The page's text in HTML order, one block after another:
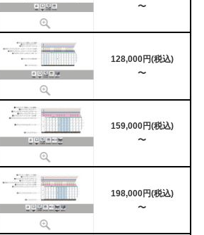
〜
128,000円(税込)
〜
159,000円(税込)
〜
198,000円(税込)
〜